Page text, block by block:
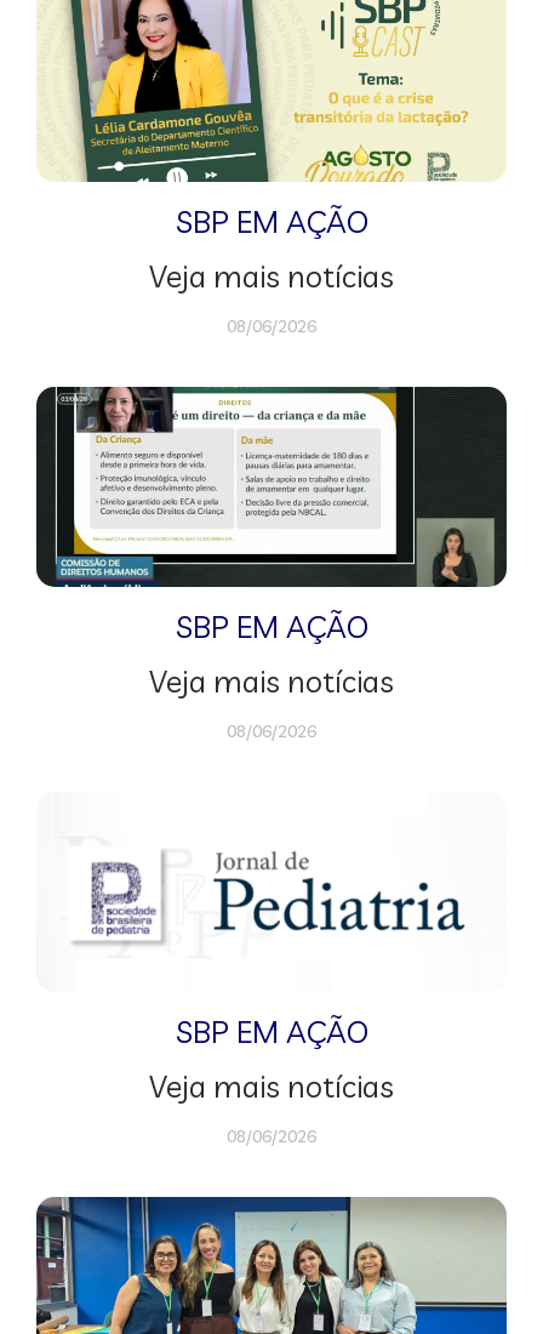
SBP EM AÇÃO
Veja mais notícias
08/06/2026
SBP EM AÇÃO
Veja mais notícias
08/06/2026
SBP EM AÇÃO
Veja mais notícias
08/06/2026